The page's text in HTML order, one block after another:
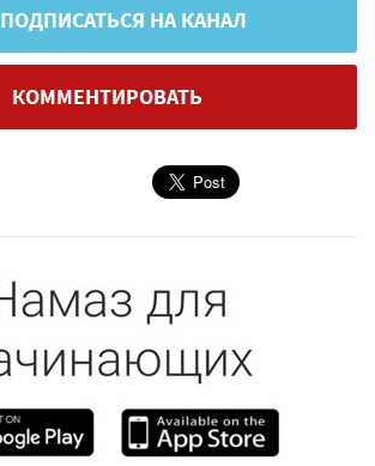
ПОДПИСАТЬСЯ НА КАНАЛ
КОММЕНТИРОВАТЬ